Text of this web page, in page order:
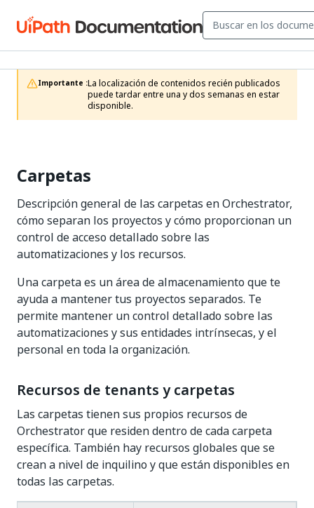
Importante :La localización de contenidos recién publicados
puede tardar entre una y dos semanas en estar
disponible.
Carpetas
Descripción general de las carpetas en Orchestrator,
cómo separan los proyectos y cómo proporcionan un
control de acceso detallado sobre las
automatizaciones y los recursos.
Una carpeta es un área de almacenamiento que te
ayuda a mantener tus proyectos separados. Te
permite mantener un control detallado sobre las
automatizaciones y sus entidades intrínsecas, y el
personal en toda la organización.
Recursos de tenants y carpetas
Las carpetas tienen sus propios recursos de
Orchestrator que residen dentro de cada carpeta
específica. También hay recursos globales que se
crean a nivel de inquilino y que están disponibles en
todas las carpetas.